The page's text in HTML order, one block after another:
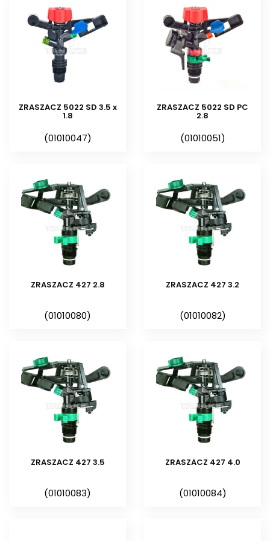
zraszacze ¾” sektorowe. Dysze
do zraszaczy są wymienne.
Zasięg od 13,0 do 17,0 m.
Każdy zraszacz wyposażony jest w
dyszę podaną w nazwie
427, 5035 SD i 5035 SD PC
posiadamy
wymienne
umożliwiające zmianę
podanym w tabeli przy każdym
zraszaczu.
Do montażu zraszaczy polowych
oferujemy statywy w postaci:
szpilki ½”
polowe plastikowe?
stosowane są donawadniania
upraw polowych, takich jak: uprawy
warzywne, szkółki roślin
ozdobnych, szkółki leśne itp.
Jakiej marki są zraszacze polowe
. Od 1990 r.
ZRASZACZ 5022 SD 3.5 x
1.8
(01010047)
ZRASZACZ 5022 SD PC
2.8
(01010051)
ZRASZACZ 427 2.8
(01010080)
ZRASZACZ 427 3.2
(01010082)
ZRASZACZ 427 3.5
(01010083)
ZRASZACZ 427 4.0
(01010084)